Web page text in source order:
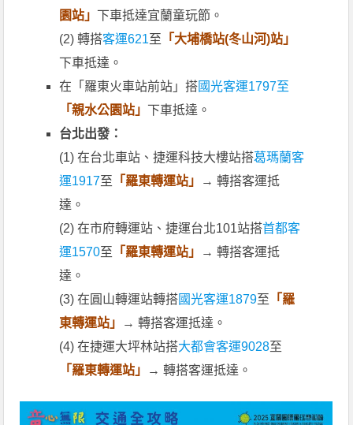
園站」 下車抵達宜蘭童玩節。
(2) 轉搭客運621至 「大埔橋站(冬山河)站」
下車抵達。
在「羅東火車站前站」搭國光客運1797至
「親水公園站」 下車抵達。
台北出發：
(1) 在台北車站、捷運科技大樓站搭葛瑪蘭客
運1917至 「羅東轉運站」
→ 轉搭客運抵
達。
(2) 在市府轉運站、捷運台北101站搭首都客
運1570至 「羅東轉運站」
→ 轉搭客運抵
達。
(3) 在圓山轉運站轉搭國光客運1879至 「羅
東轉運站」
→ 轉搭客運抵達。
(4) 在捷運大坪林站搭大都會客運9028至
「羅東轉運站」
→ 轉搭客運抵達。